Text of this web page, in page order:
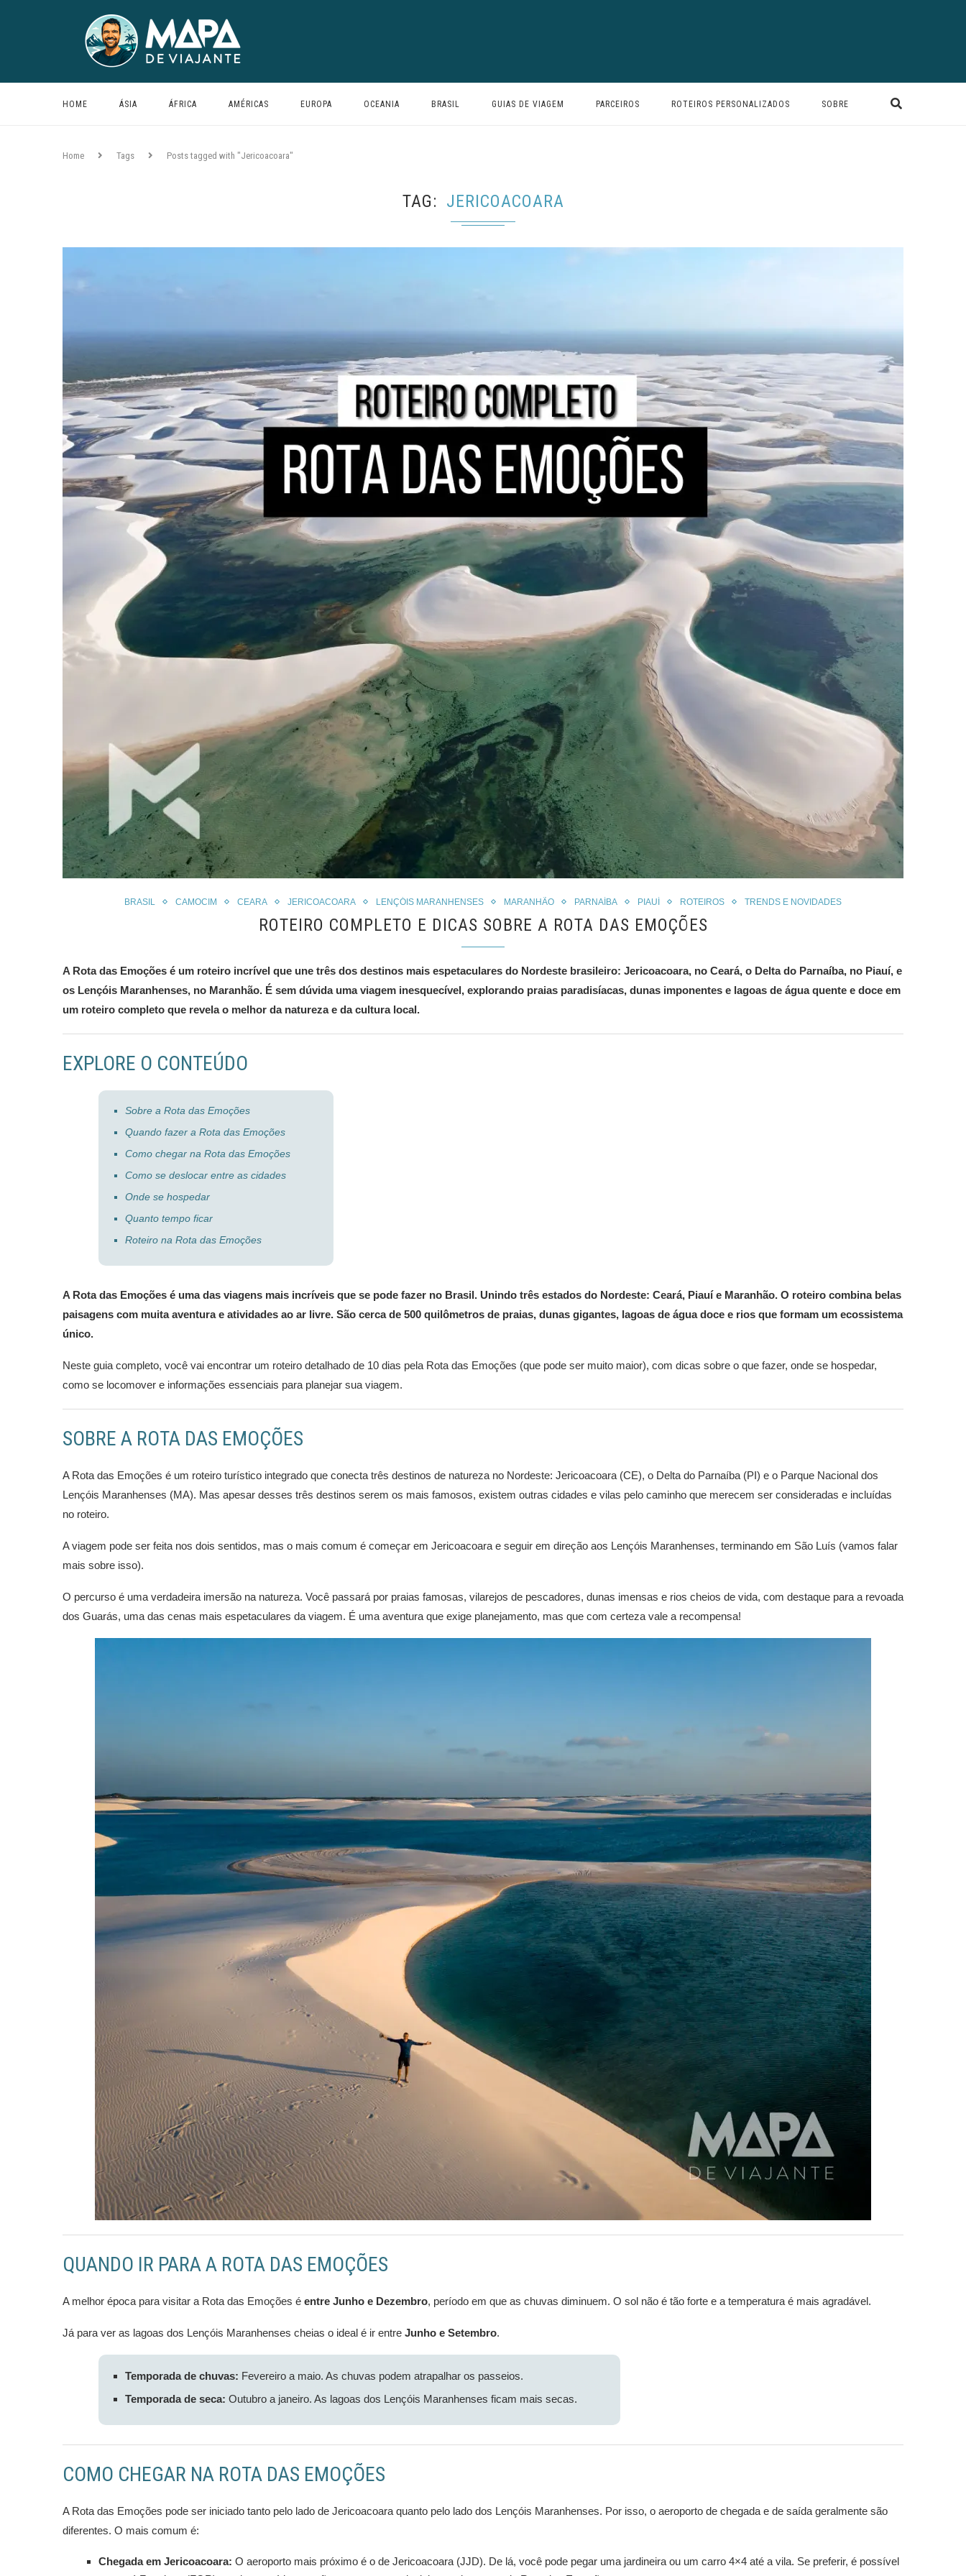
HOME ÁSIA ÁFRICA AMÉRICAS EUROPA OCEANIA BRASIL GUIAS DE VIAGEM PARCEIROS ROTEIROS PERSONALIZADOS SOBRE
Home Tags Posts tagged with "Jericoacoara"
TAG JERICOACOARA
BRASIL CAMOCIM CEARA JERICOACOARA LENÇÓIS MARANHENSES MARANHÃO PARNAÍBA PIAUÍ ROTEIROS TRENDS E NOVIDADES
ROTEIRO COMPLETO E DICAS SOBRE A ROTA DAS EMOÇÕES
A Rota das Emoções é um roteiro incrível que une três dos destinos mais espetaculares do Nordeste brasileiro: Jericoacoara, no Ceará, o Delta do Parnaíba, no Piauí, e
os Lençóis Maranhenses, no Maranhão. É sem dúvida uma viagem inesquecível, explorando praias paradisíacas, dunas imponentes e lagoas de água quente e doce em
um roteiro completo que revela o melhor da natureza e da cultura local.
EXPLORE O CONTEÚDO
Sobre a Rota das Emoções
Quando fazer a Rota das Emoções
Como chegar na Rota das Emoções
Como se deslocar entre as cidades
Onde se hospedar
Quanto tempo ficar
Roteiro na Rota das Emoções
A Rota das Emoções é uma das viagens mais incríveis que se pode fazer no Brasil. Unindo três estados do Nordeste: Ceará, Piauí e Maranhão. O roteiro combina belas
paisagens com muita aventura e atividades ao ar livre. São cerca de 500 quilômetros de praias, dunas gigantes, lagoas de água doce e rios que formam um ecossistema
único.
Neste guia completo, você vai encontrar um roteiro detalhado de 10 dias pela Rota das Emoções (que pode ser muito maior), com dicas sobre o que fazer, onde se hospedar,
como se locomover e informações essenciais para planejar sua viagem.
SOBRE A ROTA DAS EMOÇÕES
A Rota das Emoções é um roteiro turístico integrado que conecta três destinos de natureza no Nordeste: Jericoacoara (CE), o Delta do Parnaíba (PI) e o Parque Nacional dos
Lençóis Maranhenses (MA). Mas apesar desses três destinos serem os mais famosos, existem outras cidades e vilas pelo caminho que merecem ser consideradas e incluídas
no roteiro.
A viagem pode ser feita nos dois sentidos, mas o mais comum é começar em Jericoacoara e seguir em direção aos Lençóis Maranhenses, terminando em São Luís (vamos falar
mais sobre isso).
O percurso é uma verdadeira imersão na natureza. Você passará por praias famosas, vilarejos de pescadores, dunas imensas e rios cheios de vida, com destaque para a revoada
dos Guarás, uma das cenas mais espetaculares da viagem. É uma aventura que exige planejamento, mas que com certeza vale a recompensa!
QUANDO IR PARA A ROTA DAS EMOÇÕES
A melhor época para visitar a Rota das Emoções é entre Junho e Dezembro, período em que as chuvas diminuem. O sol não é tão forte e a temperatura é mais agradável.
Já para ver as lagoas dos Lençóis Maranhenses cheias o ideal é ir entre Junho e Setembro.
Temporada de chuvas: Fevereiro a maio. As chuvas podem atrapalhar os passeios.
Temporada de seca: Outubro a janeiro. As lagoas dos Lençóis Maranhenses ficam mais secas.
COMO CHEGAR NA ROTA DAS EMOÇÕES
A Rota das Emoções pode ser iniciado tanto pelo lado de Jericoacoara quanto pelo lado dos Lençóis Maranhenses. Por isso, o aeroporto de chegada e de saída geralmente são
diferentes. O mais comum é:
Chegada em Jericoacoara: O aeroporto mais próximo é o de Jericoacoara (JJD). De lá, você pode pegar uma jardineira ou um carro 4×4 até a vila. Se preferir, é possível